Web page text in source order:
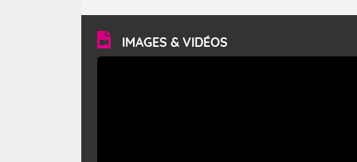
vitesse moyenne de 50 km/h et atteindre 80 à 100 km/h
en rafales, parfois davantage. Il parcourt la basse vallée
du Rhône et la Provence et envahit le littoral
méditerranéen à partir de la Camargue.
IMAGES & VIDÉOS